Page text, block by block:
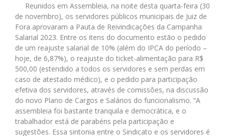
Reunidos em Assembleia, na noite desta quarta-feira (30
de novembro), os servidores públicos municipais de Juiz de
Fora aprovaram a Pauta de Reivindicações da Campanha
Salarial 2023. Entre os itens do documento estão o pedido
de um reajuste salarial de 10% (além do IPCA do período –
hoje, de 6,87%), o reajuste do ticket-alimentação para R$
500,00 (estendido a todos os servidores e sem perdas em
caso de atestado médico), e o pedido para participação
efetiva dos servidores, através de comissões, na discussão
do novo Plano de Cargos e Salários do funcionalismo. “A
assembleia foi bastante tranquila e democrática, e o
trabalhador está de parabéns pela participação e
sugestões. Essa sintonia entre o Sindicato e os servidores é